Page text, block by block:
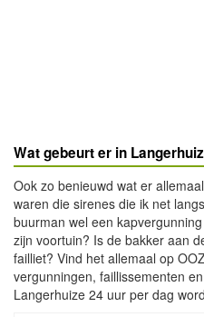
Wat gebeurt er in
Ook zo benieuwd wat er
waren die sirenes die ik net
buurman wel een
zijn voortuin? Is de bakker aan
failliet? Vind het allemaal op
vergunningen, faillissementen
Langerhuize 24 uur per dag